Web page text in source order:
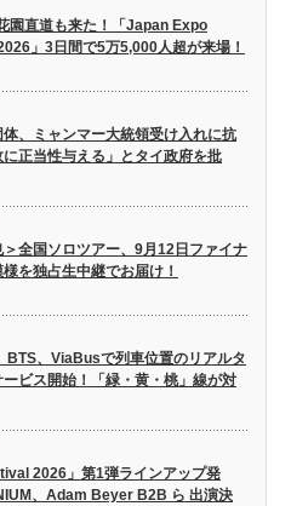
園直道も来た！「Japan Expo
」3日間で5万5,000人超が来場！
体、ミャンマー大統領受け入れに抗
正当性与える」とタイ政府を批
＞全国ソロツアー、9月12日ファイナ
を独占生中継でお届け！
BTS、ViaBusで列車位置のリアルタ
ービス開始！「緑・黄・桃」線が対
2026」第1弾ラインアップ発
、Adam Beyer B2B ら 出演決